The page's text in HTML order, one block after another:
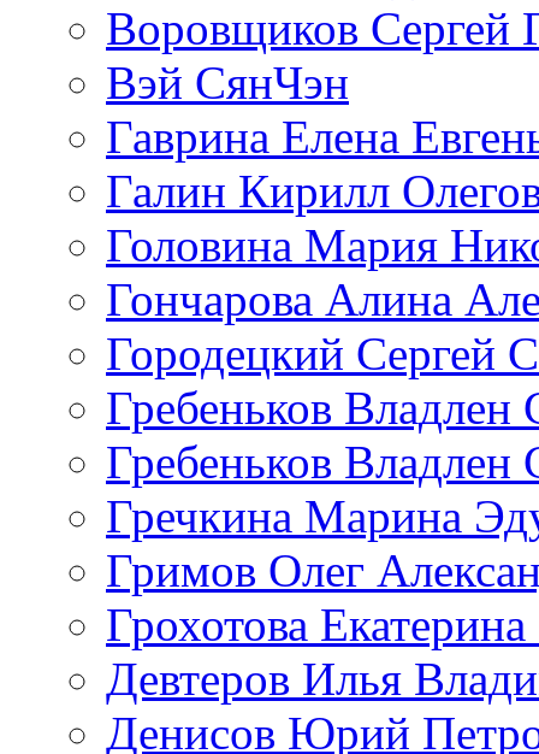
Воровщиков Сергей
Вэй СянЧэн
Гаврина Елена
Галин Кирилл
Головина Мария
Гончарова Алина
Городецкий Сергей
Гребеньков Владлен
Гребеньков Владлен
Гречкина Марина
Гримов Олег
Грохотова
Девтеров Илья
Денисов Юрий